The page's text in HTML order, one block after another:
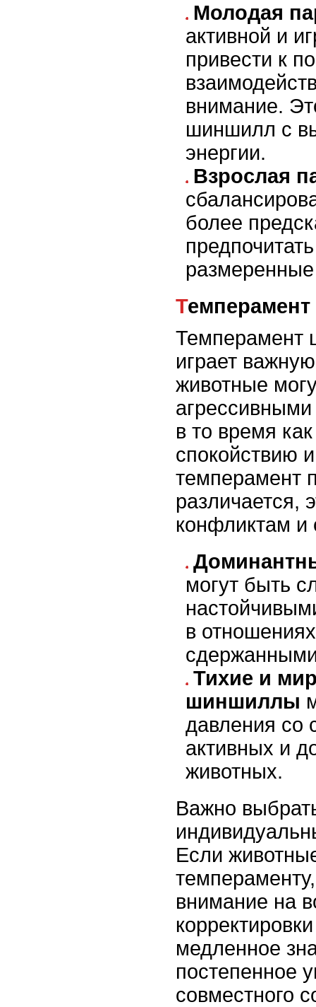
Молодая
активной и
привести к
внимание.
шиншилл с
энергии.
Взрослая
более
Темперамент
Темперамент
играет
животные
в то время
спокойствию
темперамент
различается,
конфликтам и
могут быть
в
Тихие и
шиншиллы
давления со
активных и
животных.
Важно
Если
внимание на
медленное
постепенное
совместного